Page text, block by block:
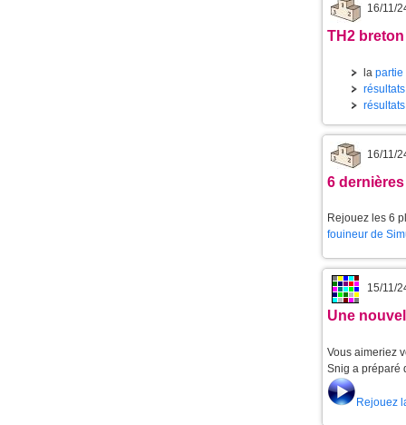
16/11/
TH2
la partie
16/11/
6
Rejouez les 6
fouineur de
15/11/
Une
Vous aimeriez
Snig a préparé
Rejouez